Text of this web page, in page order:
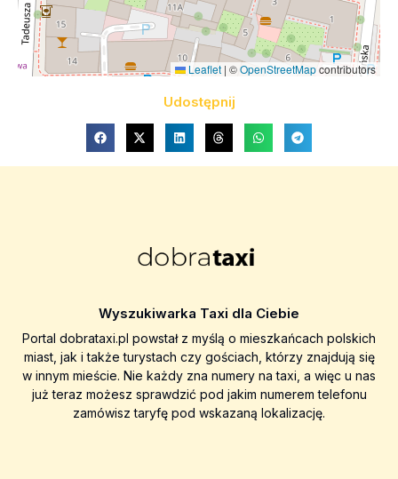
Leaflet | ©OpenStreetMapcontributors
Udostępnij
Wyszukiwarka Taxi dla Ciebie
Portal dobrataxi.pl powstał z myślą o mieszkańcach polskich
miast, jak i także turystach czy gościach, którzy znajdują się
w innym mieście. Nie każdy zna numery na taxi, a więc u nas
już teraz możesz sprawdzić pod jakim numerem telefonu
zamówisz taryfę pod wskazaną lokalizację.